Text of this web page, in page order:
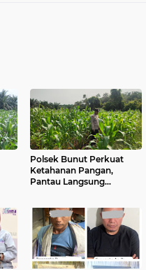
Polsek Bunut Perkuat
Ketahanan Pangan,
Pantau Langsung